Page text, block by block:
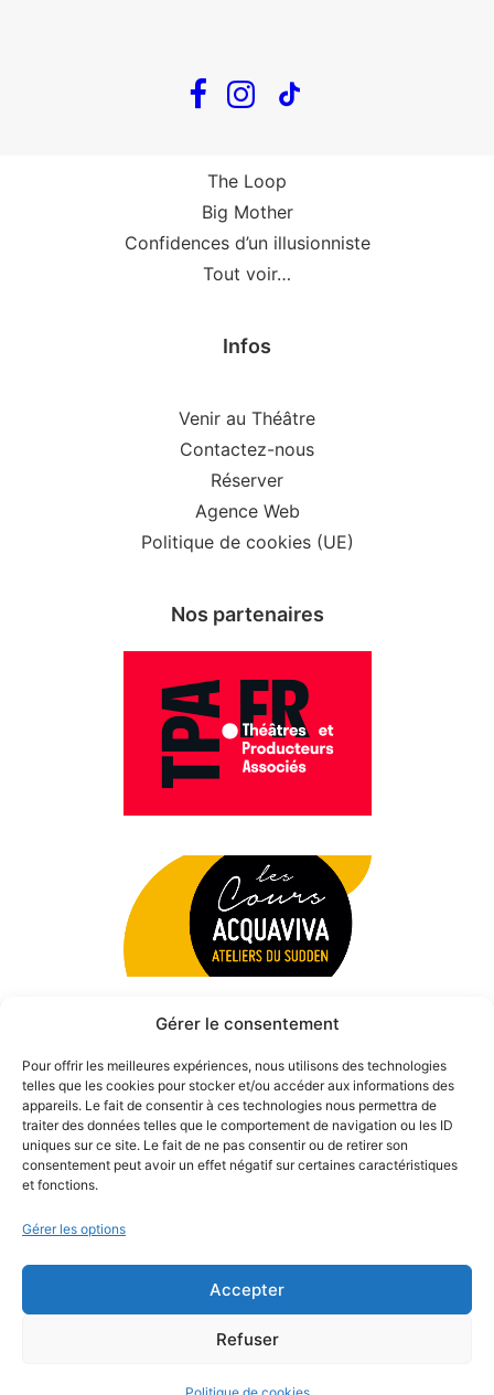
Gérer le consentement
Pour offrir les meilleures expériences, nous utilisons des technologies
telles que les cookies pour stocker et/ou accéder aux informations des
appareils. Le fait de consentir à ces technologies nous permettra de
traiter des données telles que le comportement de navigation ou les ID
uniques sur ce site. Le fait de ne pas consentir ou de retirer son
consentement peut avoir un effet négatif sur certaines caractéristiques
et fonctions.
Gérer les options
Accepter
Refuser
En tournée
The Loop
Big Mother
Confidences d’un illusionniste
Tout voir…
Infos
Venir au Théâtre
Contactez-nous
Réserver
Agence Web
Politique de cookies (UE)
Nos partenaires
© 2026 Théâtre des Béliers Parisiens. | Tous droits réservés.